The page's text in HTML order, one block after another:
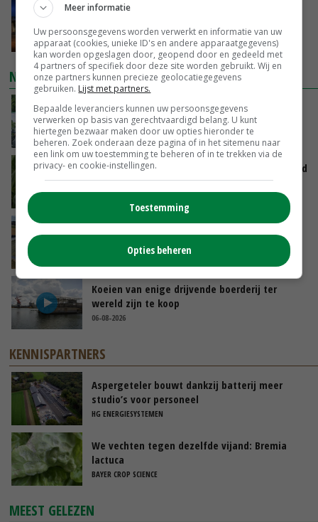
Nettowinst Royal A-ware onder druk ondanks
hogere omzet
GISTEREN, 14:35
NIEUWSTE VIDEO'S
Oekraïne-vlogger Kees Huizinga: ‘Bezoek van
de ambassade mag zelf groente plukken’
GISTEREN, 12:00
Limburgse mais van Frijns doet het verrassend
goed
‘Bassin afgelopen week al leeg’
Koeien van enige drijvende boerderij ter
wereld zijn te koop
06-08-2026
KENNISPARTNERS
Aspergeteler bouwt dankzij batterij meer
studio’s voor personeel
HG ENERGIESYSTEMEN
We vechten tegen dezelfde vijand: Bremia
lactuca
BAYER CROP SCIENCE
MEEST GELEZEN
Meer informatie
Uw persoonsgegevens worden verwerkt en informatie van uw
apparaat (cookies, unieke ID's en andere apparaatgegevens)
kan worden opgeslagen door, geopend door en gedeeld met
4 partners of specifiek door deze site worden gebruikt. Wij en
onze partners kunnen precieze geolocatiegegevens
gebruiken. Lijst met partners.
Bepaalde leveranciers kunnen uw persoonsgegevens
verwerken op basis van gerechtvaardigd belang. U kunt
hiertegen bezwaar maken door uw opties hieronder te
beheren. Zoek onderaan deze pagina of in het sitemenu naar
een link om uw toestemming te beheren of in te trekken via de
privacy- en cookie-instellingen.
Toestemming
Opties beheren